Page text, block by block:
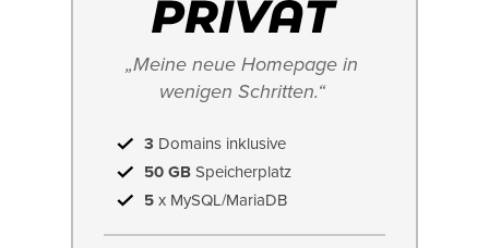
„Meine neue Homepage in
wenigen Schritten.“
3 Domains inklusive
50 GB Speicherplatz
5 x MySQL/MariaDB